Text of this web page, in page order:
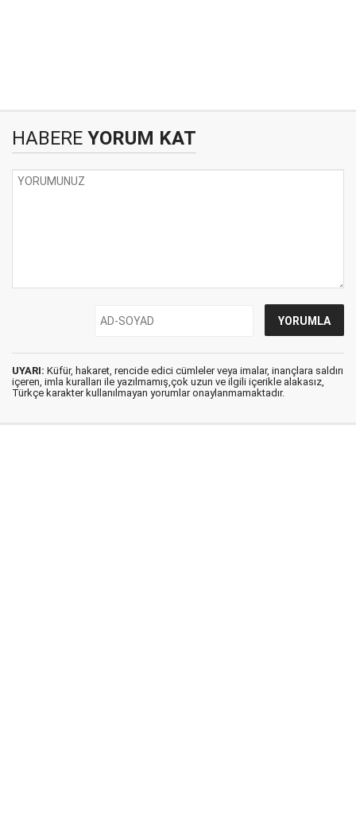
HABERE YORUM KAT
UYARI: Küfür, hakaret, rencide edici cümleler veya imalar, inançlara saldırı
içeren, imla kuralları ile yazılmamış,çok uzun ve ilgili içerikle alakasız,
Türkçe karakter kullanılmayan yorumlar onaylanmamaktadır.